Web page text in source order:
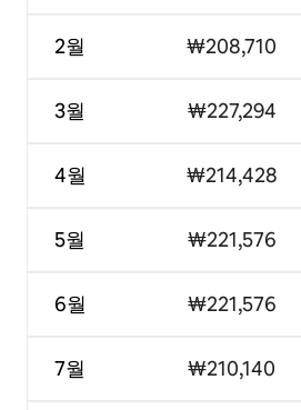
2월
3월
4월
5월
6월
7월
₩208,710
₩227,294
₩214,428
₩221,576
₩221,576
₩210,140